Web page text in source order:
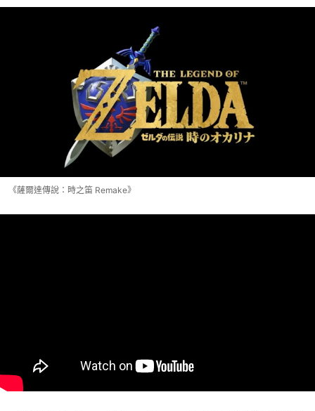
《薩爾達傳說：時之笛 Remake》